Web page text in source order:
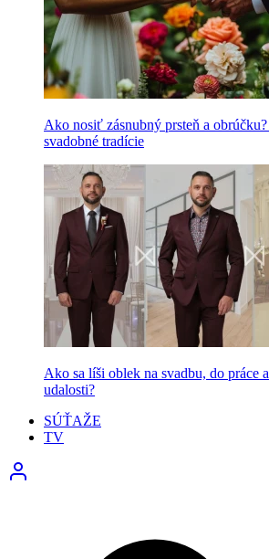
Ako nosiť zásnubný prsteň a
svadobné tradície
Ako sa líši oblek na svadbu, do práce
udalosti?
SÚŤAŽE
TV